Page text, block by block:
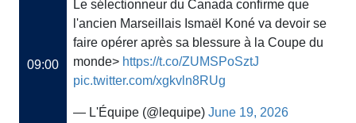
09:00
Le sélectionneur du Canada confirme que
l'ancien Marseillais Ismaël Koné va devoir se
faire opérer après sa blessure à la Coupe du
monde> https://t.co/ZUMSPoSztJ
pic.twitter.com/xgkvln8RUg
— L'Équipe (@lequipe) June 19, 2026